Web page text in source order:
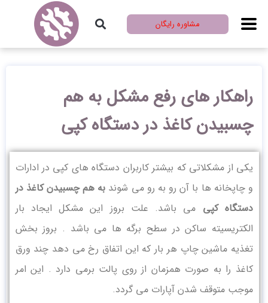
مشاوره رایگان
راهکار های رفع مشکل به هم
چسبیدن کاغذ در دستگاه کپی
یکی از مشکلاتی که بیشتر کاربران دستگاه های کپی در ادارات
و چاپخانه ها با آن رو به رو می شوند به هم چسبیدن کاغذ در
دستگاه کپی می باشد. علت بروز این مشکل ایجاد بار
الکتریسیته ساکن در سطح برگه ها می باشد . بروز بخش
تغذیه ماشین چاپ هر بار که این اتفاق رخ می دهد چند ورق
کاغذ را به صورت همزمان از روی پالت برمی دارد . این امر
موجب متوقف شدن آپارات می گردد.